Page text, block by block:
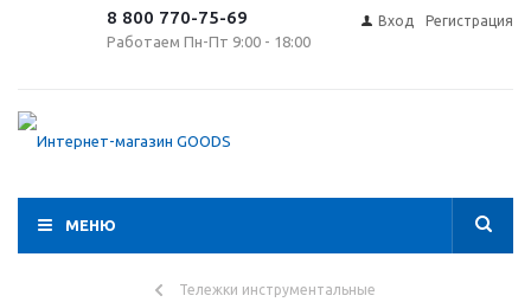
8 800 770-75-69
Работаем Пн-Пт 9:00 - 18:00
Вход Регистрация
МЕНЮ
Тележки инструментальные